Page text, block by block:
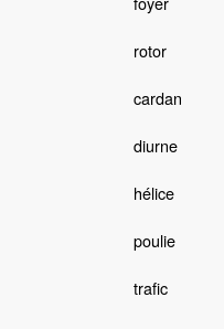
rotor
cardan
diurne
hélice
poulie
trafic